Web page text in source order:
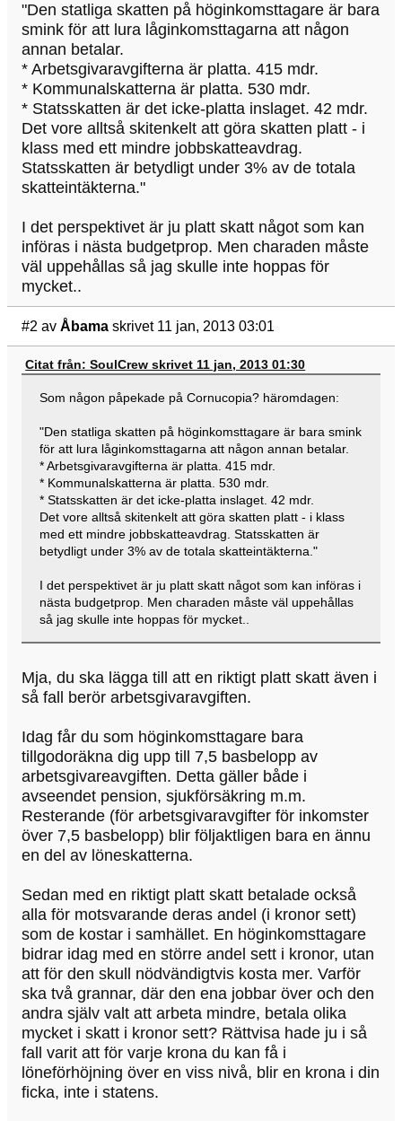
"Den statliga skatten på höginkomsttagare är bara
smink för att lura låginkomsttagarna att någon
annan betalar.
* Arbetsgivaravgifterna är platta. 415 mdr.
* Kommunalskatterna är platta. 530 mdr.
* Statsskatten är det icke-platta inslaget. 42 mdr.
Det vore alltså skitenkelt att göra skatten platt - i
klass med ett mindre jobbskatteavdrag.
Statsskatten är betydligt under 3% av de totala
skatteintäkterna."
I det perspektivet är ju platt skatt något som kan
införas i nästa budgetprop. Men charaden måste
väl uppehållas så jag skulle inte hoppas för
mycket..
#2 av Åbama skrivet 11 jan, 2013 03:01
Citat från: SoulCrew skrivet 11 jan, 2013 01:30
Som någon påpekade på Cornucopia? häromdagen:
"Den statliga skatten på höginkomsttagare är bara smink
för att lura låginkomsttagarna att någon annan betalar.
* Arbetsgivaravgifterna är platta. 415 mdr.
* Kommunalskatterna är platta. 530 mdr.
* Statsskatten är det icke-platta inslaget. 42 mdr.
Det vore alltså skitenkelt att göra skatten platt - i klass
med ett mindre jobbskatteavdrag. Statsskatten är
betydligt under 3% av de totala skatteintäkterna."
I det perspektivet är ju platt skatt något som kan införas i
nästa budgetprop. Men charaden måste väl uppehållas
så jag skulle inte hoppas för mycket..
Mja, du ska lägga till att en riktigt platt skatt även i
så fall berör arbetsgivaravgiften.
Idag får du som höginkomsttagare bara
tillgodoräkna dig upp till 7,5 basbelopp av
arbetsgivareavgiften. Detta gäller både i
avseendet pension, sjukförsäkring m.m.
Resterande (för arbetsgivaravgifter för inkomster
över 7,5 basbelopp) blir följaktligen bara en ännu
en del av löneskatterna.
Sedan med en riktigt platt skatt betalade också
alla för motsvarande deras andel (i kronor sett)
som de kostar i samhället. En höginkomsttagare
bidrar idag med en större andel sett i kronor, utan
att för den skull nödvändigtvis kosta mer. Varför
ska två grannar, där den ena jobbar över och den
andra själv valt att arbeta mindre, betala olika
mycket i skatt i kronor sett? Rättvisa hade ju i så
fall varit att för varje krona du kan få i
löneförhöjning över en viss nivå, blir en krona i din
ficka, inte i statens.